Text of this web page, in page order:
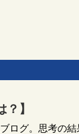
？】
ログ。思考の結